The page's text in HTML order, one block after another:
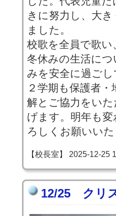
きに努力し、大
ました。
校歌を全員で歌
冬休みの生活に
みを安全に過ご
２学期も保護者
解とご協力をい
げます。明年も
ろしくお願いい
【校長室】 2025-12-25
12/25 クリ